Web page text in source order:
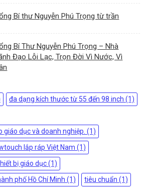
Bí thư Nguyễn Phú Trọng từ trần
Bí Thư Nguyễn Phú Trọng – Nhà
Đạo Lỗi Lạc, Trọn Đời Vì Nước, Vì
đa dạng kích thước từ 55 đến 98 inch (1)
giáo dục và doanh nghiệp. (1)
lắp ráp Việt Nam (1)
bị giáo dục (1)
phố Hồ Chí Minh (1)
tiêu chuẩn (1)